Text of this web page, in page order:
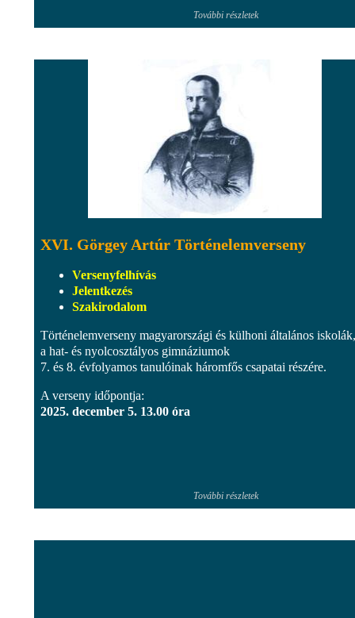
További részletek
XVI. Görgey Artúr Történelemverseny
Versenyfelhívás
Jelentkezés
Szakirodalom
Történelemverseny magyarországi és külhoni általános
a hat- és nyolcosztályos gimnáziumok
7. és 8. évfolyamos tanulóinak háromfős csapatai részére.
A verseny időpontja:
2025. december 5. 13.00 óra
További részletek